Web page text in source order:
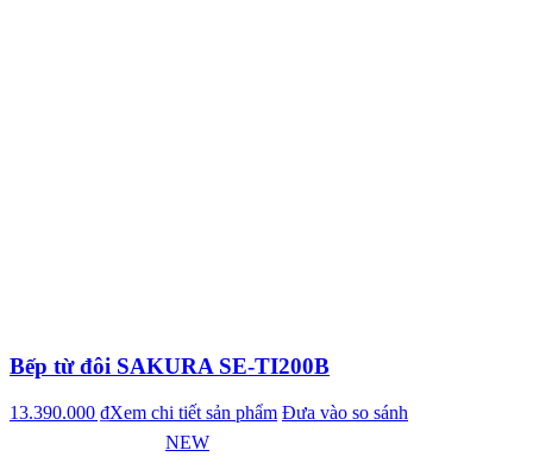
Bếp từ đôi SAKURA SE-TI200B
13.390.000 ₫Xem chi tiết sản phẩm Đưa vào so sánh
NEW